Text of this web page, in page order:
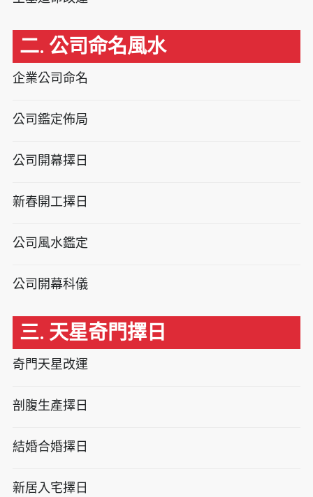
二. 公司命名風水
企業公司命名
公司鑑定佈局
公司開幕擇日
新春開工擇日
公司風水鑑定
公司開幕科儀
三. 天星奇門擇日
奇門天星改運
剖腹生產擇日
結婚合婚擇日
新居入宅擇日